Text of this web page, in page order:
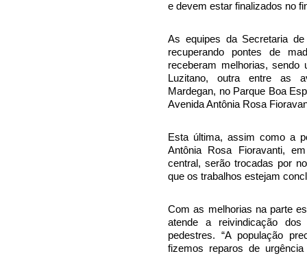
e devem estar finalizados no
As equipes da Secretaria
recuperando pontes de
receberam melhorias,
Luzitano, outra entre as
Mardegan, no Parque Boa
Avenida Antônia Rosa
Esta última, assim como a
Antônia Rosa Fioravanti,
central, serão trocadas por
que os trabalhos estejam
Com as melhorias na parte
atende a reivindicação
pedestres. “A população
fizemos reparos de